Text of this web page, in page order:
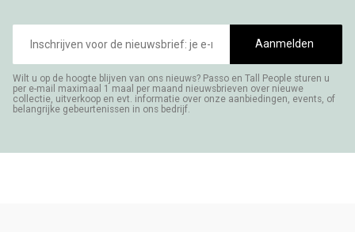
mailadres
Aanmelden
Wilt u op de hoogte blijven van ons nieuws? Passo en Tall People sturen u
per e-mail maximaal 1 maal per maand nieuwsbrieven over nieuwe
collectie, uitverkoop en evt. informatie over onze aanbiedingen, events, of
belangrijke gebeurtenissen in ons bedrijf.